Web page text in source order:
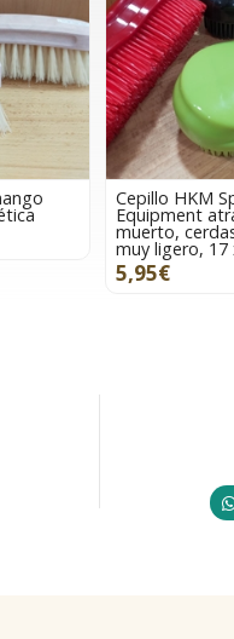
Cepillo HKM
Equipment
muerto,
muy ligero, 17
5,95€